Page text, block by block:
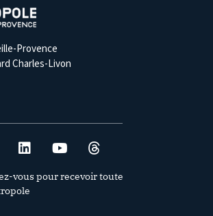
Provence
Charles-Livon
vous pour recevoir toute